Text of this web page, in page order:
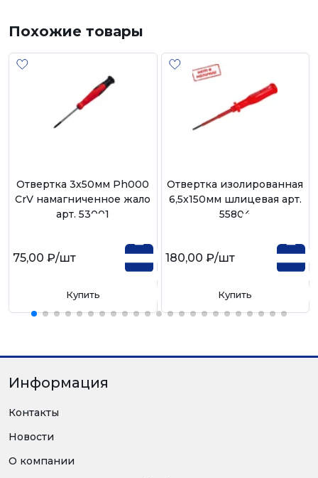
Похожие товары
Отвертка 3х50мм Ph000
CrV намагниченное жало
арт. 53001
75,00 ₽/шт
Купить
Отвертка изолированная
6,5х150мм шлицевая арт.
55804
180,00 ₽/шт
Купить
Информация
Контакты
Новости
О компании